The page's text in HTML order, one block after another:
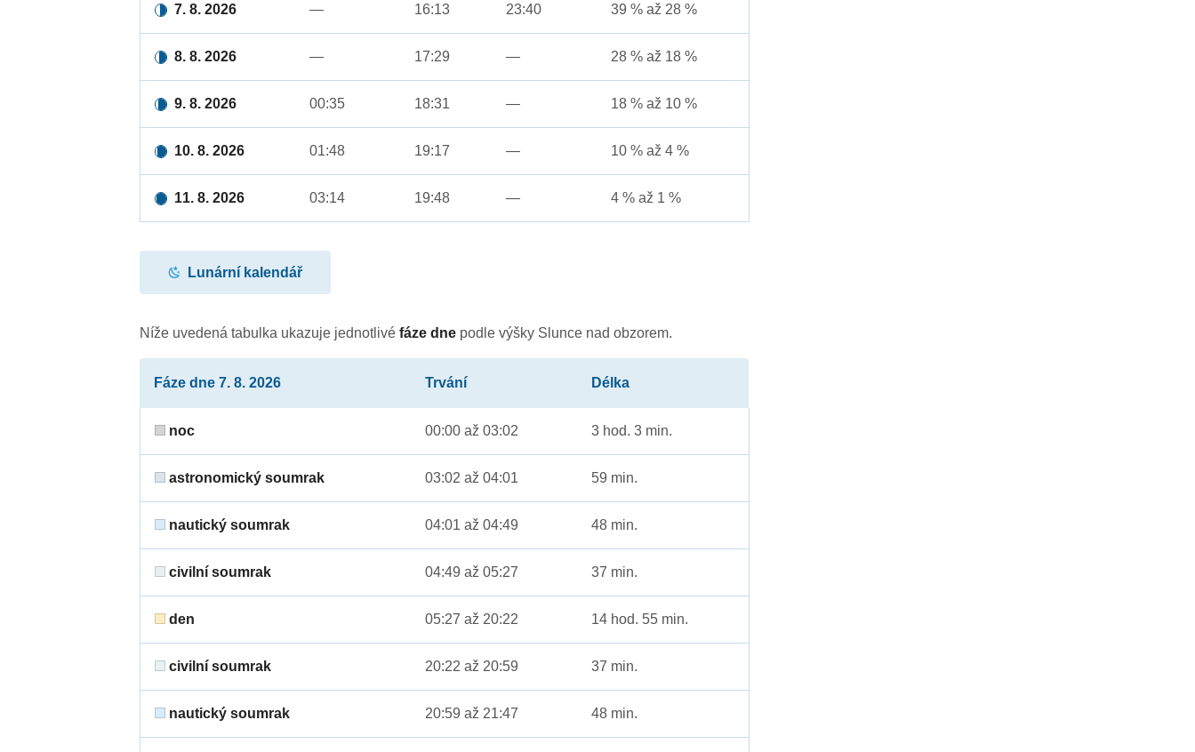
7. 8. 2026 — 16:13 23:40 39 % až 28 %
8. 8. 2026 — 17:29 — 28 % až 18 %
9. 8. 2026 00:35 18:31 — 18 % až 10 %
10. 8. 2026 01:48 19:17 — 10 % až 4 %
11. 8. 2026 03:14 19:48 — 4 % až 1 %
Lunární kalendář
Níže uvedená tabulka ukazuje jednotlivéfáze dne podle výšky Slunce nad obzorem.
Fáze dne 7. 8. 2026 Trvání Délka
noc 00:00 až 03:02 3 hod. 3 min.
astronomický soumrak 03:02 až 04:01 59 min.
nautický soumrak 04:01 až 04:49 48 min.
civilní soumrak 04:49 až 05:27 37 min.
den 05:27 až 20:22 14 hod. 55 min.
civilní soumrak 20:22 až 20:59 37 min.
nautický soumrak 20:59 až 21:47 48 min.